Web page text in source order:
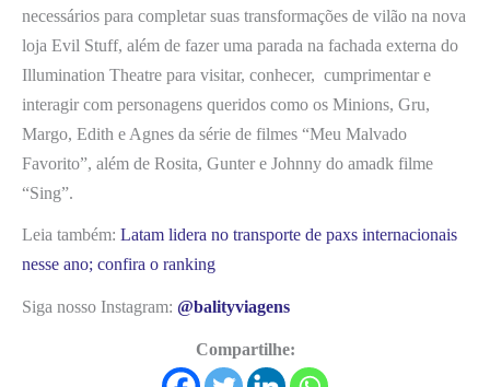
necessários para completar suas transformações de vilão na nova
loja Evil Stuff, além de fazer uma parada na fachada externa do
Illumination Theatre para visitar, conhecer, cumprimentar e
interagir com personagens queridos como os Minions, Gru,
Margo, Edith e Agnes da série de filmes “Meu Malvado
Favorito”, além de Rosita, Gunter e Johnny do amadk filme
“Sing”.
Leia também: Latam lidera no transporte de paxs internacionais
nesse ano; confira o ranking
Siga nosso Instagram: @balityviagens
Compartilhe: